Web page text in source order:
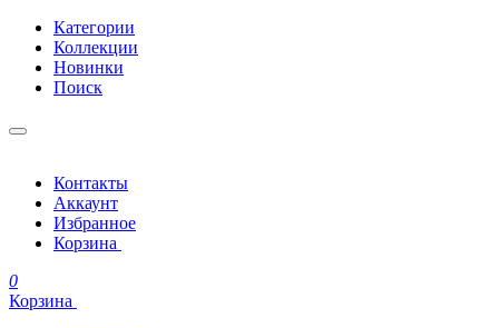
Категории
Коллекции
Новинки
Поиск
Контакты
Аккаунт
Избранное
Корзина
0
Корзина